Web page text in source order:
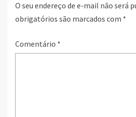
O seu endereço de e-mail não será
obrigatórios são marcados com *
Comentário *